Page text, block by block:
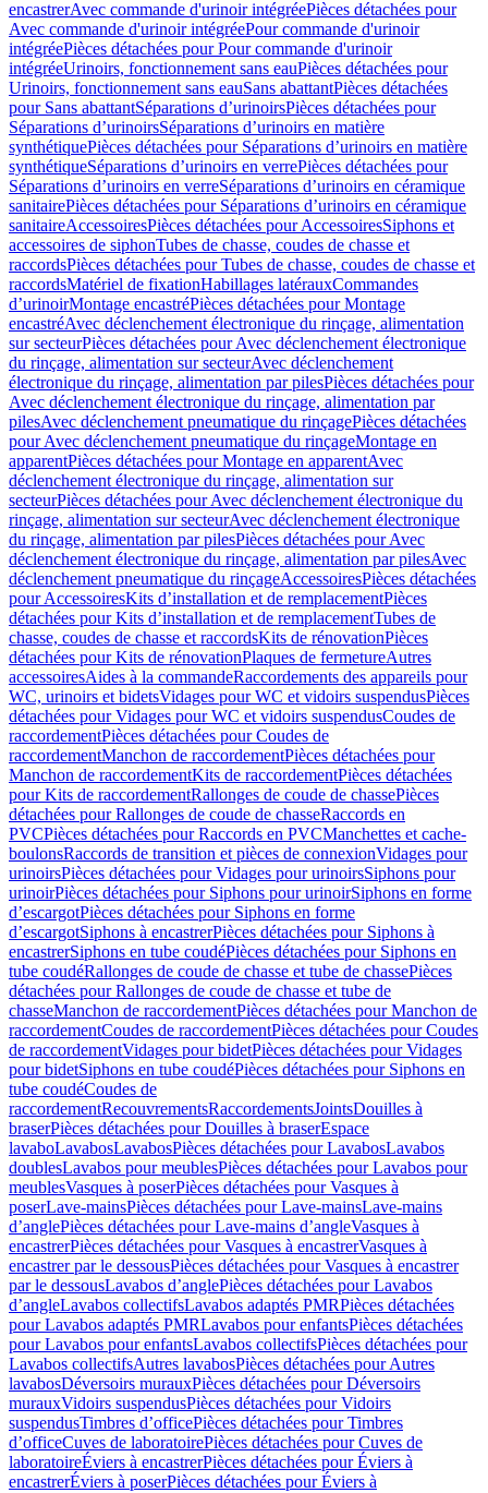
encastrerAvec commande d'urinoir intégréePièces détachées pour
Avec commande d'urinoir intégréePour commande d'urinoir
intégréePièces détachées pour Pour commande d'urinoir
intégréeUrinoirs, fonctionnement sans eauPièces détachées pour
Urinoirs, fonctionnement sans eauSans abattantPièces détachées
pour Sans abattantSéparations d’urinoirsPièces détachées pour
Séparations d’urinoirsSéparations d’urinoirs en matière
synthétiquePièces détachées pour Séparations d’urinoirs en matière
synthétiqueSéparations d’urinoirs en verrePièces détachées pour
Séparations d’urinoirs en verreSéparations d’urinoirs en céramique
sanitairePièces détachées pour Séparations d’urinoirs en céramique
sanitaireAccessoiresPièces détachées pour AccessoiresSiphons et
accessoires de siphonTubes de chasse, coudes de chasse et
raccordsPièces détachées pour Tubes de chasse, coudes de chasse et
raccordsMatériel de fixationHabillages latérauxCommandes
dʼurinoirMontage encastréPièces détachées pour Montage
encastréAvec déclenchement électronique du rinçage, alimentation
sur secteurPièces détachées pour Avec déclenchement électronique
du rinçage, alimentation sur secteurAvec déclenchement
électronique du rinçage, alimentation par pilesPièces détachées pour
Avec déclenchement électronique du rinçage, alimentation par
pilesAvec déclenchement pneumatique du rinçagePièces détachées
pour Avec déclenchement pneumatique du rinçageMontage en
apparentPièces détachées pour Montage en apparentAvec
déclenchement électronique du rinçage, alimentation sur
secteurPièces détachées pour Avec déclenchement électronique du
rinçage, alimentation sur secteurAvec déclenchement électronique
du rinçage, alimentation par pilesPièces détachées pour Avec
déclenchement électronique du rinçage, alimentation par pilesAvec
déclenchement pneumatique du rinçageAccessoiresPièces détachées
pour AccessoiresKits d’installation et de remplacementPièces
détachées pour Kits d’installation et de remplacementTubes de
chasse, coudes de chasse et raccordsKits de rénovationPièces
détachées pour Kits de rénovationPlaques de fermetureAutres
accessoiresAides à la commandeRaccordements des appareils pour
WC, urinoirs et bidetsVidages pour WC et vidoirs suspendusPièces
détachées pour Vidages pour WC et vidoirs suspendusCoudes de
raccordementPièces détachées pour Coudes de
raccordementManchon de raccordementPièces détachées pour
Manchon de raccordementKits de raccordementPièces détachées
pour Kits de raccordementRallonges de coude de chassePièces
détachées pour Rallonges de coude de chasseRaccords en
PVCPièces détachées pour Raccords en PVCManchettes et cache-
boulonsRaccords de transition et pièces de connexionVidages pour
urinoirsPièces détachées pour Vidages pour urinoirsSiphons pour
urinoirPièces détachées pour Siphons pour urinoirSiphons en forme
d’escargotPièces détachées pour Siphons en forme
d’escargotSiphons à encastrerPièces détachées pour Siphons à
encastrerSiphons en tube coudéPièces détachées pour Siphons en
tube coudéRallonges de coude de chasse et tube de chassePièces
détachées pour Rallonges de coude de chasse et tube de
chasseManchon de raccordementPièces détachées pour Manchon de
raccordementCoudes de raccordementPièces détachées pour Coudes
de raccordementVidages pour bidetPièces détachées pour Vidages
pour bidetSiphons en tube coudéPièces détachées pour Siphons en
tube coudéCoudes de
raccordementRecouvrementsRaccordementsJointsDouilles à
braserPièces détachées pour Douilles à braserEspace
lavaboLavabosLavabosPièces détachées pour LavabosLavabos
doublesLavabos pour meublesPièces détachées pour Lavabos pour
meublesVasques à poserPièces détachées pour Vasques à
poserLave-mainsPièces détachées pour Lave-mainsLave-mains
d’anglePièces détachées pour Lave-mains d’angleVasques à
encastrerPièces détachées pour Vasques à encastrerVasques à
encastrer par le dessousPièces détachées pour Vasques à encastrer
par le dessousLavabos d’anglePièces détachées pour Lavabos
d’angleLavabos collectifsLavabos adaptés PMRPièces détachées
pour Lavabos adaptés PMRLavabos pour enfantsPièces détachées
pour Lavabos pour enfantsLavabos collectifsPièces détachées pour
Lavabos collectifsAutres lavabosPièces détachées pour Autres
lavabosDéversoirs murauxPièces détachées pour Déversoirs
murauxVidoirs suspendusPièces détachées pour Vidoirs
suspendusTimbres dʼofficePièces détachées pour Timbres
dʼofficeCuves de laboratoirePièces détachées pour Cuves de
laboratoireÉviers à encastrerPièces détachées pour Éviers à
encastrerÉviers à poserPièces détachées pour Éviers à